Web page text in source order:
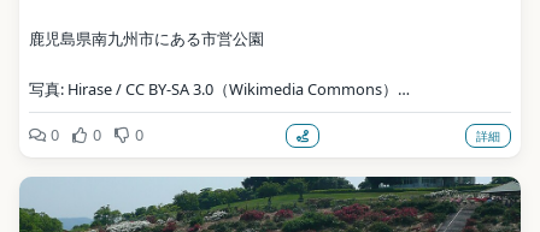
鹿児島県南九州市にある市営公園
写真: Hirase / CC BY-SA 3.0（Wikimedia Commons）
地点データ: Wikidata (CC0)
0 0 0 詳細